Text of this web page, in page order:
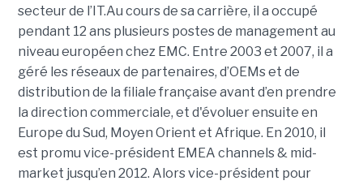
secteur de l’IT.Au cours de sa carrière, il a occupé
pendant 12 ans plusieurs postes de management au
niveau européen chez EMC. Entre 2003 et 2007, il a
géré les réseaux de partenaires, d’OEMs et de
distribution de la filiale française avant d’en prendre
la direction commerciale, et d'évoluer ensuite en
Europe du Sud, Moyen Orient et Afrique. En 2010, il
est promu vice-président EMEA channels & mid-
market jusqu’en 2012. Alors vice-président pour